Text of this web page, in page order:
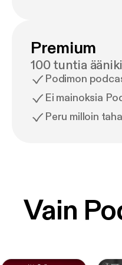
Premium
100 tuntia
Podimon
Ei mainoksia
Peru milloin
Vain